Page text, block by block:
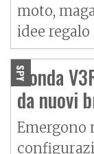
moto,
idee
SPY
Honda
da nuovi
Emergono